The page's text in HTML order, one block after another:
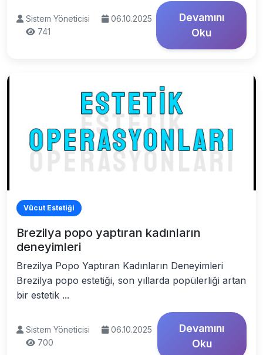
Sistem Yöneticisi
06.10.2025
741
Devamını
Oku
Vücut Estetiği
Brezilya popo yaptıran kadınların
deneyimleri
Brezilya Popo Yaptıran Kadınların Deneyimleri
Brezilya popo estetiği, son yıllarda popülerliği artan
bir estetik ...
Sistem Yöneticisi
06.10.2025
700
Devamını
Oku